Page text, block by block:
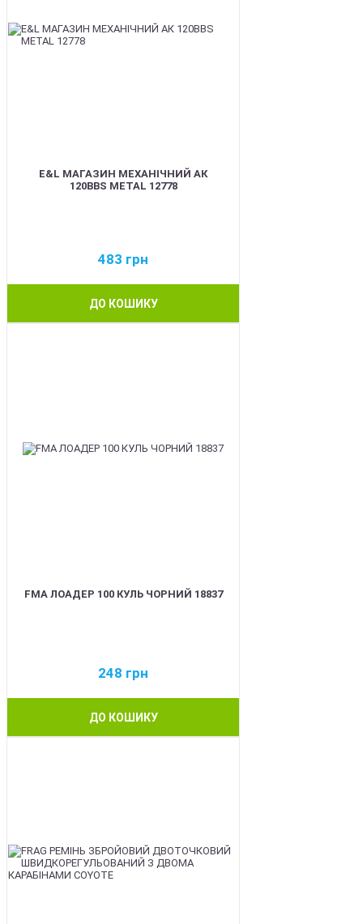
E&L МАГАЗИН МЕХАНІЧНИЙ АК
120BBS METAL 12778
483 грн
ДО КОШИКУ
FMA ЛОАДЕР 100 КУЛЬ ЧОРНИЙ 18837
248 грн
ДО КОШИКУ